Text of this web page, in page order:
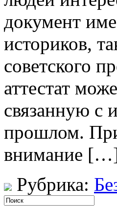
документ
историков,
советского
аттестат
связанную с
прошлом.
внимание
Рубрика: